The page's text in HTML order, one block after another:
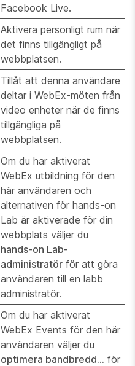
Facebook Live.
Aktivera personligt rum när
det finns tillgängligt på
webbplatsen.
Tillåt att denna användare
deltar i WebEx-möten från
video enheter när de finns
tillgängliga på
webbplatsen.
Om du har aktiverat
WebEx utbildning för den
här användaren och
alternativen för hands-on
Lab är aktiverade för din
webbplats väljer du
hands-on Lab-
administratör för att göra
användaren till en labb
administratör.
Om du har aktiverat
WebEx Events för den här
användaren väljer du
optimera bandbredd... för